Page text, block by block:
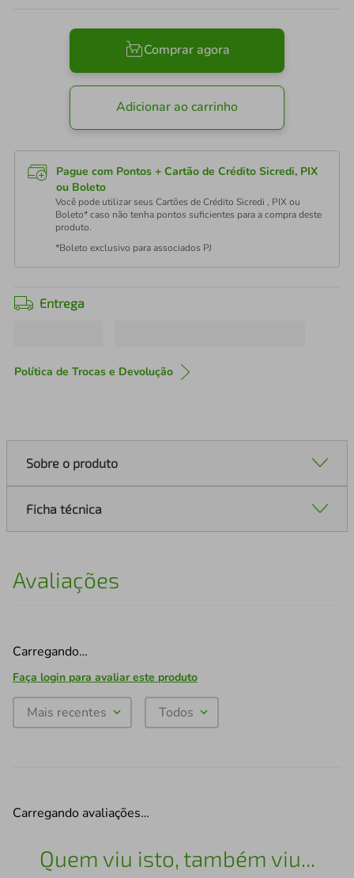
Comprar agora
Adicionar ao carrinho
Pague com Pontos + Cartão de Crédito Sicredi, PIX
ou Boleto
Você pode utilizar seus Cartões de Crédito Sicredi , PIX ou
Boleto* caso não tenha pontos suficientes para a compra deste
produto.
*Boleto exclusivo para associados PJ
Entrega
Política de Trocas e Devolução
Sobre o produto
Ficha técnica
Avaliações
Carregando…
Faça login para avaliar este produto
Mais recentes Todos
Carregando avaliações…
Quem viu isto, também viu...